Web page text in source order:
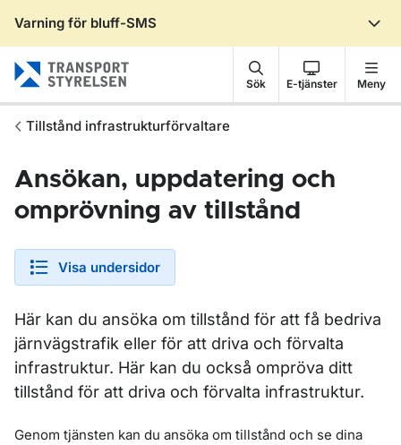
Varning för bluff-SMS
Sök E-tjänster Meny
Tillstånd infrastrukturförvaltare
Ansökan, uppdatering och
omprövning av tillstånd
Visa undersidor
Här kan du ansöka om tillstånd för att få bedriva
järnvägstrafik eller för att driva och förvalta
infrastruktur. Här kan du också ompröva ditt
tillstånd för att driva och förvalta infrastruktur.
Genom tjänsten kan du ansöka om tillstånd och se dina